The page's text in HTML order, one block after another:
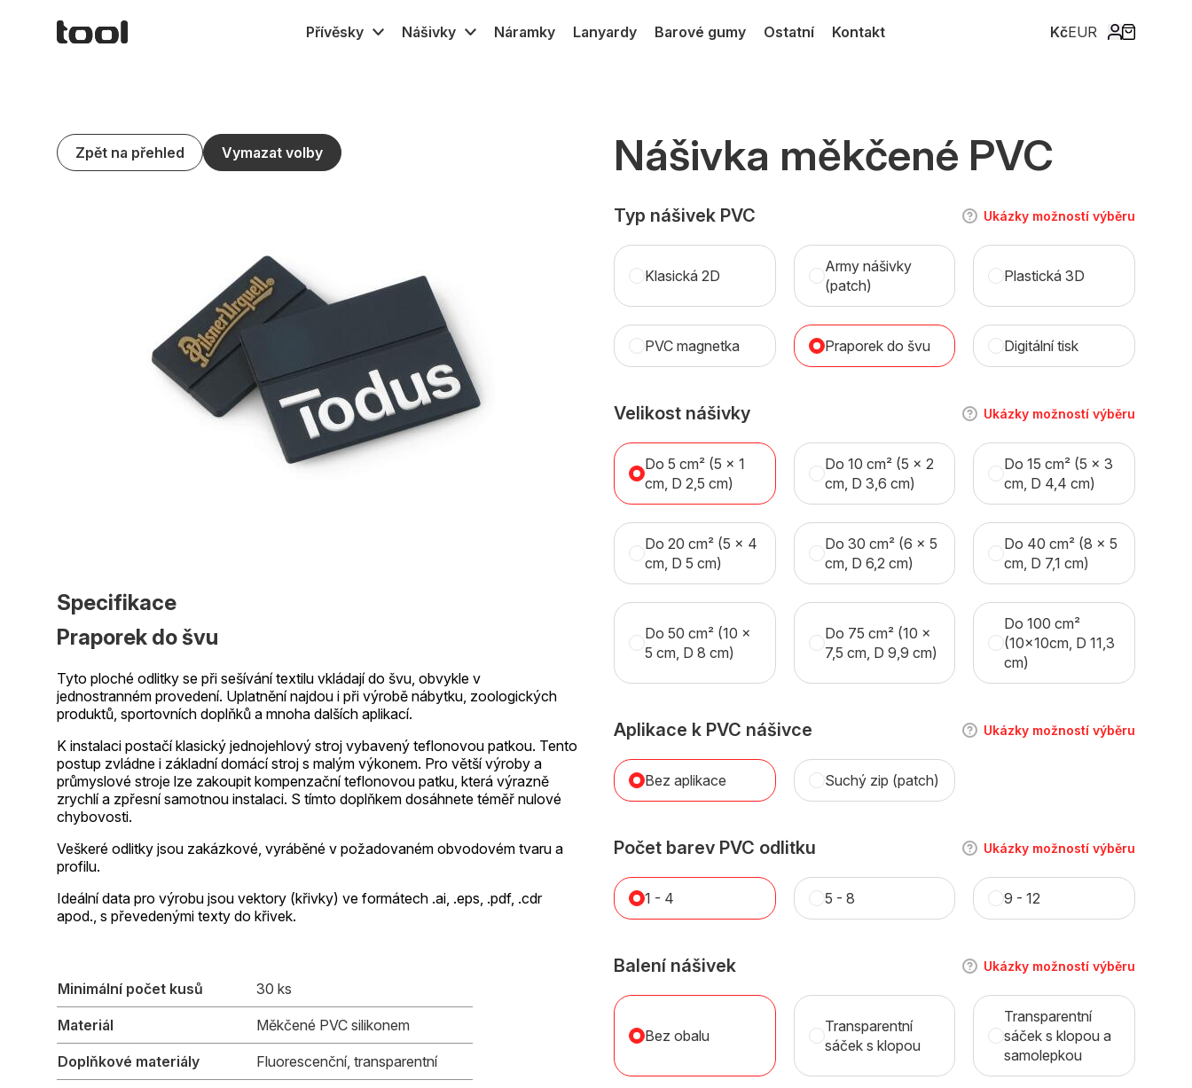
Přívěsky Nášivky Náramky Lanyardy Barové gumy Ostatní Kontakt KčEUR
Zpět na přehled Vymazat volby
Specifikace
Praporek do švu
Tyto ploché odlitky se při sešívání textilu vkládají do švu, obvykle v
jednostranném provedení. Uplatnění najdou i při výrobě nábytku, zoologických
produktů, sportovních doplňků a mnoha dalších aplikací.
K instalaci postačí klasický jednojehlový stroj vybavený teflonovou patkou. Tento
postup zvládne i základní domácí stroj s malým výkonem. Pro větší výroby a
průmyslové stroje lze zakoupit kompenzační teflonovou patku, která výrazně
zrychlí a zpřesní samotnou instalaci. S tímto doplňkem dosáhnete téměř nulové
chybovosti.
Veškeré odlitky jsou zakázkové, vyráběné v požadovaném obvodovém tvaru a
profilu.
Ideální data pro výrobu jsou vektory (křivky) ve formátech .ai, .eps, .pdf, .cdr
apod., s převedenými texty do křivek.
Minimální počet kusů 30 ks
Materiál Měkčené PVC silikonem
Doplňkové materiály Fluorescenční, transparentní
Nášivka měkčené PVC
Typ nášivek PVC Ukázky možností výběru
Klasická 2D
Army nášivky
(patch)
Plastická 3D
PVC magnetka Praporek do švu Digitální tisk
Velikost nášivky Ukázky možností výběru
Do 5 cm² (5 x 1
cm, D 2,5 cm)
Do 10 cm² (5 x 2
cm, D 3,6 cm)
Do 15 cm² (5 x 3
cm, D 4,4 cm)
Do 20 cm² (5 x 4
cm, D 5 cm)
Do 30 cm² (6 x 5
cm, D 6,2 cm)
Do 40 cm² (8 x 5
cm, D 7,1 cm)
Do 50 cm² (10 x
5 cm, D 8 cm)
Do 75 cm² (10 x
7,5 cm, D 9,9 cm)
Do 100 cm²
(10x10cm, D 11,3
cm)
Aplikace k PVC nášivce Ukázky možností výběru
Bez aplikace Suchý zip (patch)
Počet barev PVC odlitku Ukázky možností výběru
1 - 4 5 - 8 9 - 12
Balení nášivek Ukázky možností výběru
Bez obalu
Transparentní
sáček s klopou
Transparentní
sáček s klopou a
samolepkou